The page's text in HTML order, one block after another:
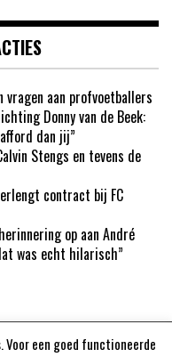
vragen aan profvoetballers
Donny van de Beek:
dan jij”
Stengs en tevens de
contract bij FC
op aan André
was echt hilarisch”
Voor een goed functioneerde